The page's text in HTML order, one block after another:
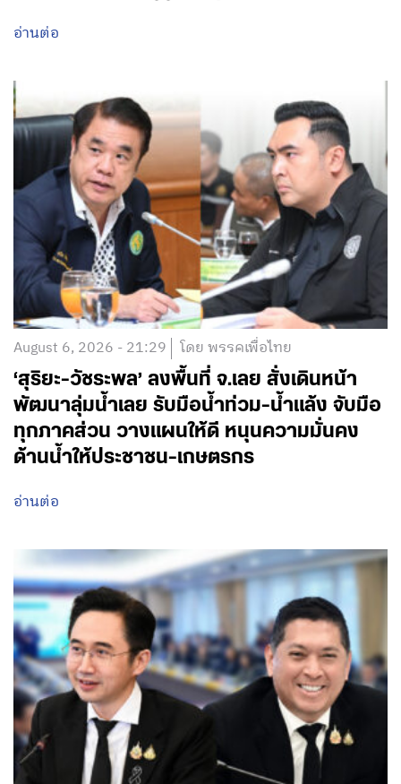
อ่านต่อ
August 6, 2026 - 21:29 โดย พรรคเพื่อไทย
‘สุริยะ-วัชระพล’ ลงพื้นที่ จ.เลย สั่งเดินหน้า
พัฒนาลุ่มน้ำเลย รับมือน้ำท่วม-น้ำแล้ง จับมือ
ทุกภาคส่วน วางแผนให้ดี หนุนความมั่นคง
ด้านน้ำให้ประชาชน-เกษตรกร
อ่านต่อ